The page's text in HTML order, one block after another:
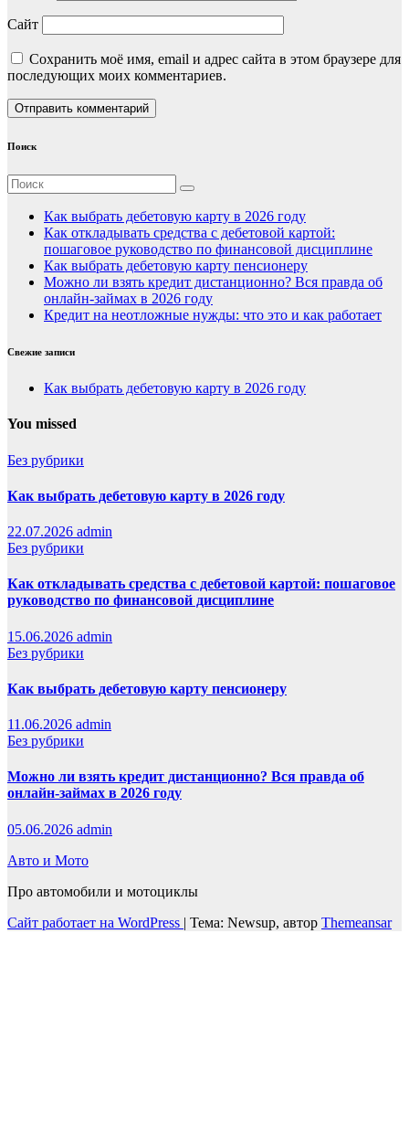
Сайт
Сохранить моё имя, email и адрес сайта в этом браузере для
последующих моих комментариев.
Поиск
Как выбрать дебетовую карту в 2026 году
Как откладывать средства с дебетовой картой:
пошаговое руководство по финансовой дисциплине
Как выбрать дебетовую карту пенсионеру
Можно ли взять кредит дистанционно? Вся правда об
онлайн-займах в 2026 году
Кредит на неотложные нужды: что это и как работает
Свежие записи
Как выбрать дебетовую карту в 2026 году
You missed
Без рубрики
Как выбрать дебетовую карту в 2026 году
22.07.2026 admin
Без рубрики
Как откладывать средства с дебетовой картой: пошаговое
руководство по финансовой дисциплине
15.06.2026 admin
Без рубрики
Как выбрать дебетовую карту пенсионеру
11.06.2026 admin
Без рубрики
Можно ли взять кредит дистанционно? Вся правда об
онлайн-займах в 2026 году
05.06.2026 admin
Авто и Мото
Про автомобили и мотоциклы
Сайт работает на WordPress | Тема: Newsup, автор Themeansar